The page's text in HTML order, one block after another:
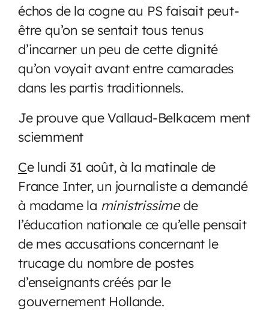
échos de la cogne au PS faisait peut-
être qu’on se sentait tous tenus
d’incarner un peu de cette dignité
qu’on voyait avant entre camarades
dans les partis traditionnels.
Je prouve que Vallaud-Belkacem ment
sciemment
Ce lundi 31 août, à la matinale de
France Inter, un journaliste a demandé
à madame la ministrissimede
l’éducation nationale ce qu’elle pensait
de mes accusations concernant le
trucage du nombre de postes
d’enseignants créés par le
gouvernement Hollande.